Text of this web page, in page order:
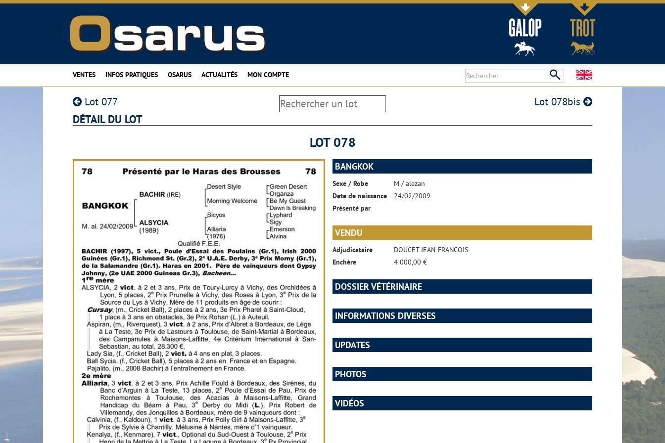
VENTES INFOS PRATIQUES OSARUS ACTUALITÉS MON COMPTE
Lot 077 Lot 078bis
DÉTAIL DU LOT
LOT 078
BANGKOK
Sexe / Robe
M / alezan
Date de naissance
24/02/2009
Présenté par
VENDU
Adjudicataire
DOUCET JEAN-FRANCOIS
Enchère
4 000,00 €
DOSSIER VÉTÉRINAIRE
INFORMATIONS DIVERSES
UPDATES
PHOTOS
VIDÉOS